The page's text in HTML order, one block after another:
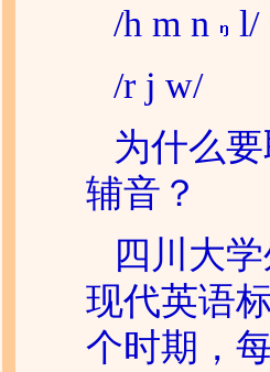
/h m n
l/
/r j w/
为什么
辅音？
四川大
现代英语
个时期，